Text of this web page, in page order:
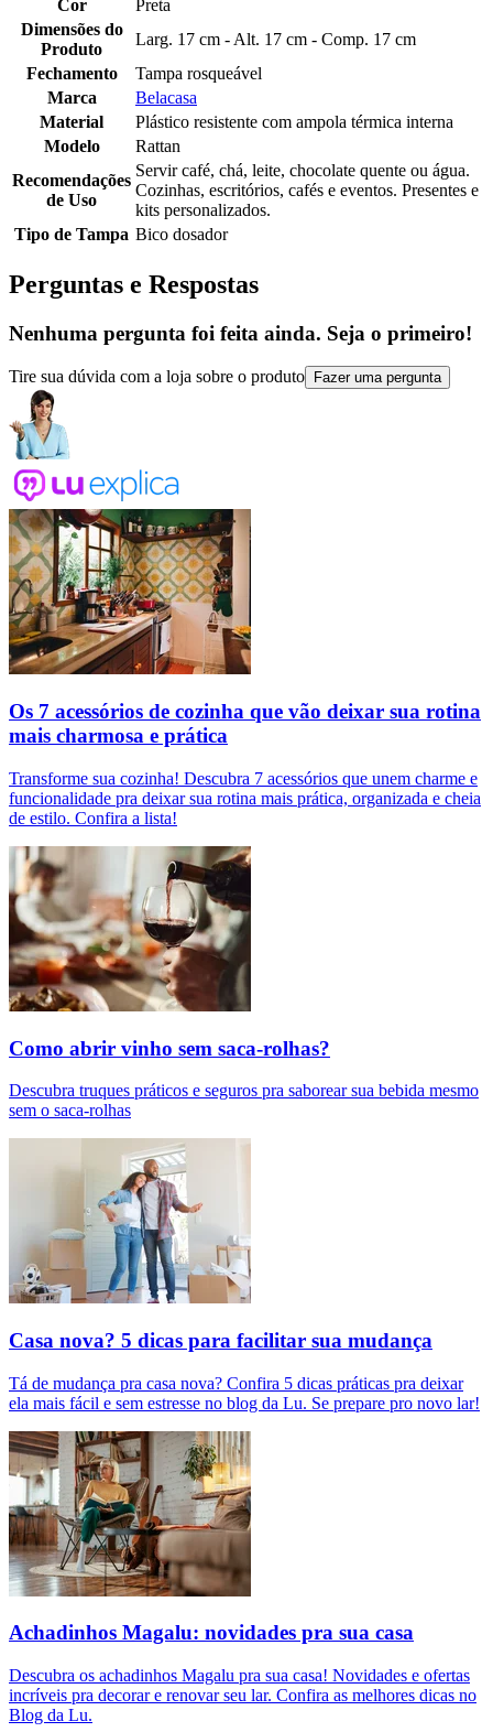
Cor
Preta
Dimensões do
Produto
Larg. 17 cm - Alt. 17 cm - Comp. 17 cm
Fechamento
Tampa rosqueável
Marca
Belacasa
Material
Plástico resistente com ampola térmica interna
Modelo
Rattan
Recomendações
de Uso
Servir café, chá, leite, chocolate quente ou água.
Cozinhas, escritórios, cafés e eventos. Presentes e
kits personalizados.
Tipo de Tampa Bico dosador
Perguntas e Respostas
Nenhuma pergunta foi feita ainda. Seja o primeiro!
Tire sua dúvida com a loja sobre o produto Fazer uma pergunta
Os 7 acessórios de cozinha que vão deixar sua rotina
mais charmosa e prática
Transforme sua cozinha! Descubra 7 acessórios que unem charme e
funcionalidade pra deixar sua rotina mais prática, organizada e cheia
de estilo. Confira a lista!
Como abrir vinho sem saca-rolhas?
Descubra truques práticos e seguros pra saborear sua bebida mesmo
sem o saca-rolhas
Casa nova? 5 dicas para facilitar sua mudança
Tá de mudança pra casa nova? Confira 5 dicas práticas pra deixar
ela mais fácil e sem estresse no blog da Lu. Se prepare pro novo lar!
Achadinhos Magalu: novidades pra sua casa
Descubra os achadinhos Magalu pra sua casa! Novidades e ofertas
incríveis pra decorar e renovar seu lar. Confira as melhores dicas no
Blog da Lu.